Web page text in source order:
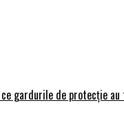
gardurile de protecție